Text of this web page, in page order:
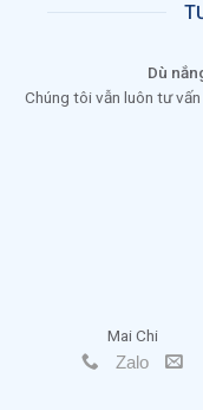
Dù
Chúng tôi vẫn luôn tư
Mai Chi
Zalo